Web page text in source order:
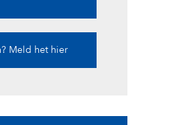
Meld het hier